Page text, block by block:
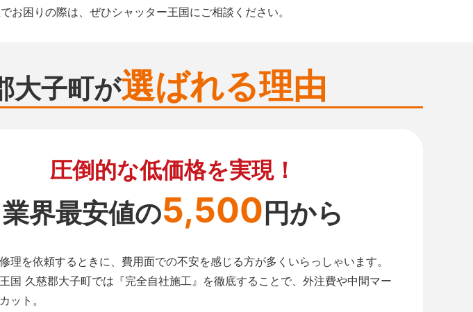
お困りの際は、ぜひシャッター王国にご相談ください。
大子町が選ばれる理由
圧倒的な低価格を実現！
業界最安値の5,500円から
理を依頼するときに、費用面での不安を感じる方が多くいらっしゃいます。
国 久慈郡大子町では『完全自社施工』を徹底することで、外注費や中間マー
ット。